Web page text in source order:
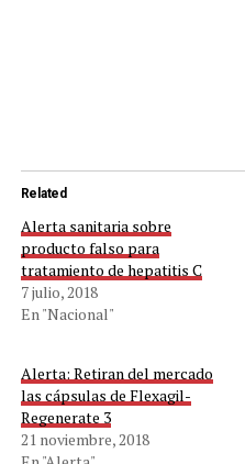
Related
Alerta sanitaria sobre
producto falso para
tratamiento de hepatitis C
7 julio, 2018
En "Nacional"
Alerta: Retiran del mercado
las cápsulas de Flexagil-
Regenerate 3
21 noviembre, 2018